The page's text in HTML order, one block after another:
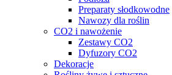
Preparaty słodkowodne
Nawozy dla roślin
CO2 i nawożenie
Zestawy CO2
Dyfuzory CO2
Dekoracje